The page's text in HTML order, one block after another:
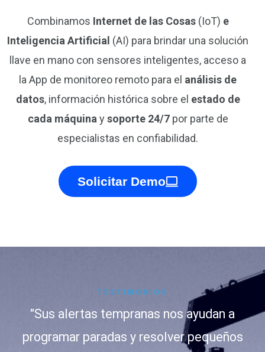
Combinamos Internet de las Cosas (IoT) e
Inteligencia Artificial (AI) para brindar una solución
llave en mano con sensores inteligentes, acceso a
la App de monitoreo remoto para el análisis de
datos, información histórica sobre el estado de
cada máquinaysoporte 24/7por parte de
especialistas en confiabilidad.
Solicitar Demo
TESTIMONIOS
"Sus alertas tempranas nos ayudan a
programar paradas y resolver pequeños